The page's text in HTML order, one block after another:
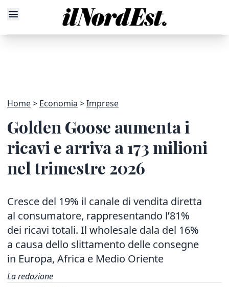
Home Economia Imprese
Golden Goose aumenta i
ricavi e arriva a 173 milioni
nel trimestre 2026
Cresce del 19% il canale di vendita diretta
al consumatore, rappresentando l’81%
dei ricavi totali. Il wholesale dala del 16%
a causa dello slittamento delle consegne
in Europa, Africa e Medio Oriente
La redazione